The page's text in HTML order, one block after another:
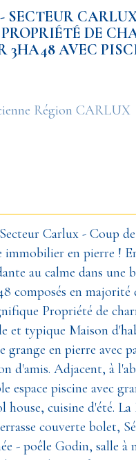
SECTEUR
DE
3HA48 AVEC
Région CARLUX
Carlux - Coup
immobilier en pierre !
au calme dans une
composés en majorité
Propriété de
et typique Maison
grange en pierre avec
d'amis. Adjacent, à
espace piscine avec
house, cuisine d'été. La
couverte bolet,
- poêle Godin, salle à